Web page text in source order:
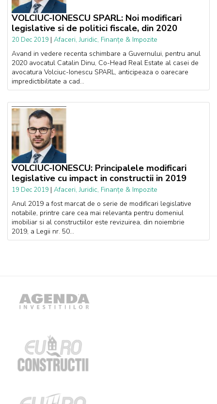
VOLCIUC-IONESCU SPARL: Noi modificari
legislative si de politici fiscale, din 2020
20 Dec 2019 | Afaceri, Juridic, Finanțe & Impozite
Avand in vedere recenta schimbare a Guvernului, pentru anul
2020 avocatul Catalin Dinu, Co-Head Real Estate al casei de
avocatura Volciuc-Ionescu SPARL, anticipeaza o oarecare
impredictibilitate a cad...
VOLCIUC-IONESCU: Principalele modificari
legislative cu impact in constructii in 2019
19 Dec 2019 | Afaceri, Juridic, Finanțe & Impozite
Anul 2019 a fost marcat de o serie de modificari legislative
notabile, printre care cea mai relevanta pentru domeniul
imobiliar si al constructiilor este revizuirea, din noiembrie
2019, a Legii nr. 50...